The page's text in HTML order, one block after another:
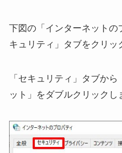
下図の「インターネットの
キュリティ」タブをクリッ
「セキュリティ」タブか
ット」をダブルクリックし